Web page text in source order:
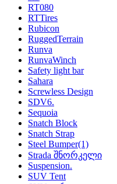
RT080
RTTires
Rubicon
RuggedTerrain
Runva
RunvaWinch
Safety light bar
Sahara
Screwless Design
SDV6.
Sequoia
Snatch Block
Snatch Strap
Steel Bumper(1)
Strada შნორკელი
Suspension.
SUV Tent